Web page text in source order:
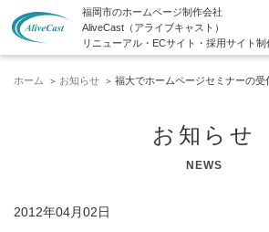
福岡市のホームページ制作会社
AliveCast（アライブキャスト）
リニューアル・ECサイト・採用サイト制
ホーム お知らせ 福大でホームページセミナーの受
お知らせ
NEWS
2012年04月02日